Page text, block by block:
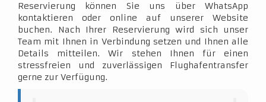
Reservierung können Sie uns über WhatsApp
kontaktieren oder online auf unserer Website
buchen. Nach Ihrer Reservierung wird sich unser
Team mit Ihnen in Verbindung setzen und Ihnen alle
Details mitteilen. Wir stehen Ihnen für einen
stressfreien und zuverlässigen Flughafentransfer
gerne zur Verfügung.